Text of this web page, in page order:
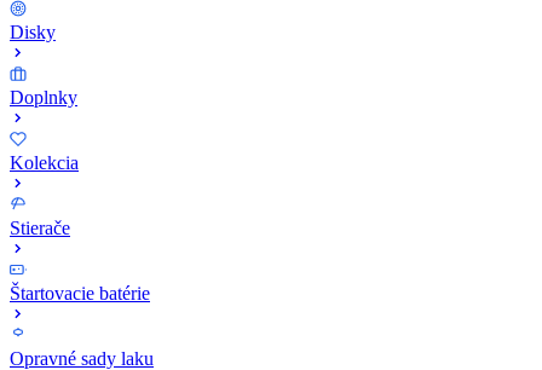
Disky
Doplnky
Kolekcia
Stierače
Štartovacie batérie
Opravné sady laku